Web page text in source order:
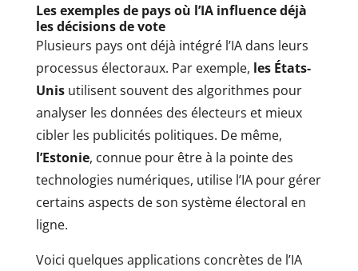
Les exemples de pays où l’IA influence déjà
les décisions de vote
Plusieurs pays ont déjà intégré l’IA dans leurs
processus électoraux. Par exemple, les États-
Unisutilisent souvent des algorithmes pour
analyser les données des électeurs et mieux
cibler les publicités politiques. De même,
l’Estonie, connue pour être à la pointe des
technologies numériques, utilise l’IA pour gérer
certains aspects de son système électoral en
ligne.
Voici quelques applications concrètes de l’IA